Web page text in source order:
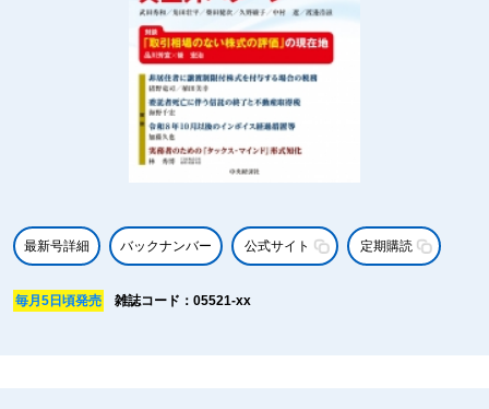
最新号詳細 バックナンバー 公式サイト 定期購読
毎月5日頃発売 雑誌コード：05521-xx